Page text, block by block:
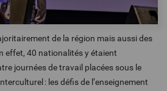
de la région mais aussi des
effet, 40 nationalités y étaient
journées de travail placées sous le
: les défis de l’enseignement